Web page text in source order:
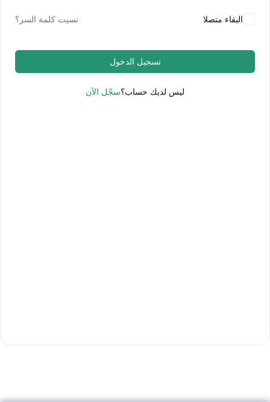
البقاء متصلا نسيت كلمة السر؟
تسجيل الدخول
ليس لديك حساب؟سجّل الآن